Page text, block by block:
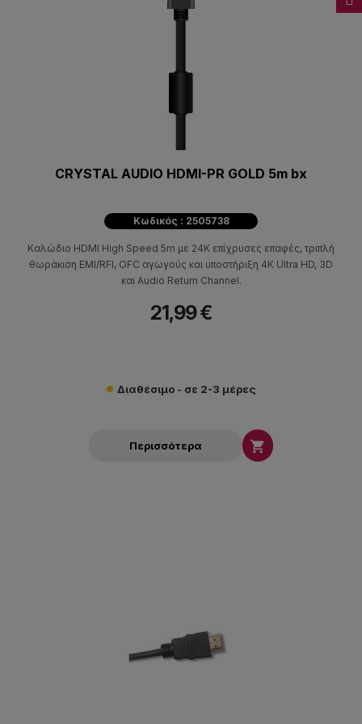
CRYSTAL AUDIO HDMI-PR GOLD 5m bx
Κωδικός : 2505738
Καλώδιο HDMI High Speed 5m με 24K επίχρυσες επαφές, τριπλή
θωράκιση EMI/RFI, OFC αγωγούς και υποστήριξη 4K Ultra HD, 3D
και Audio Return Channel.
21,99 €
Διαθέσιμο - σε 2-3 μέρες
Περισσότερα 